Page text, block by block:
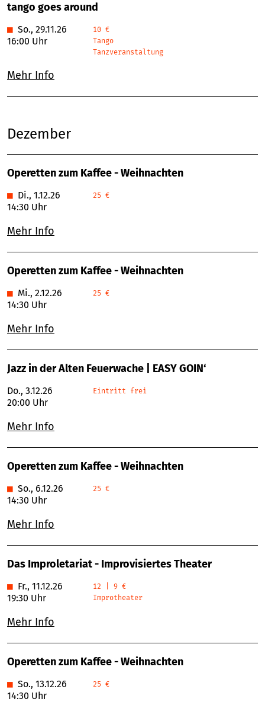
tango goes around
■ So., 29.11.26
16:00 Uhr
10 €
Tango
Tanzveranstaltung
Mehr Info
Dezember
Operetten zum Kaffee - Weihnachten
■ Di., 1.12.26
14:30 Uhr
25 €
Mehr Info
Operetten zum Kaffee - Weihnachten
■ Mi., 2.12.26
14:30 Uhr
25 €
Mehr Info
Jazz in der Alten Feuerwache | EASY GOIN‘
Do., 3.12.26
20:00 Uhr
Eintritt frei
Mehr Info
Operetten zum Kaffee - Weihnachten
■ So., 6.12.26
14:30 Uhr
25 €
Mehr Info
Das Improletariat - Improvisiertes Theater
■ Fr., 11.12.26
19:30 Uhr
12 | 9 €
Improtheater
Mehr Info
Operetten zum Kaffee - Weihnachten
■ So., 13.12.26
14:30 Uhr
25 €